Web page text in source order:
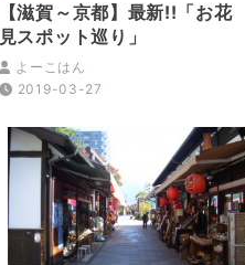
【滋賀～京都】最新!!「お花
見スポット巡り」
よーこはん
2019-03-27